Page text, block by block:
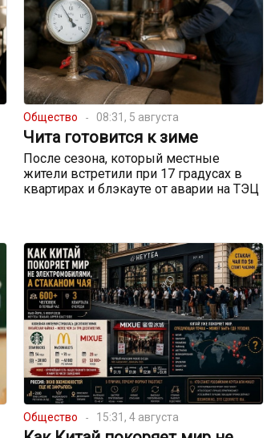
Общество 08:31, 5 августа
Чита готовится к зиме
После сезона, который местные
жители встретили при 17 градусах в
квартирах и блэкауте от аварии на ТЭЦ
Общество 15:31, 4 августа